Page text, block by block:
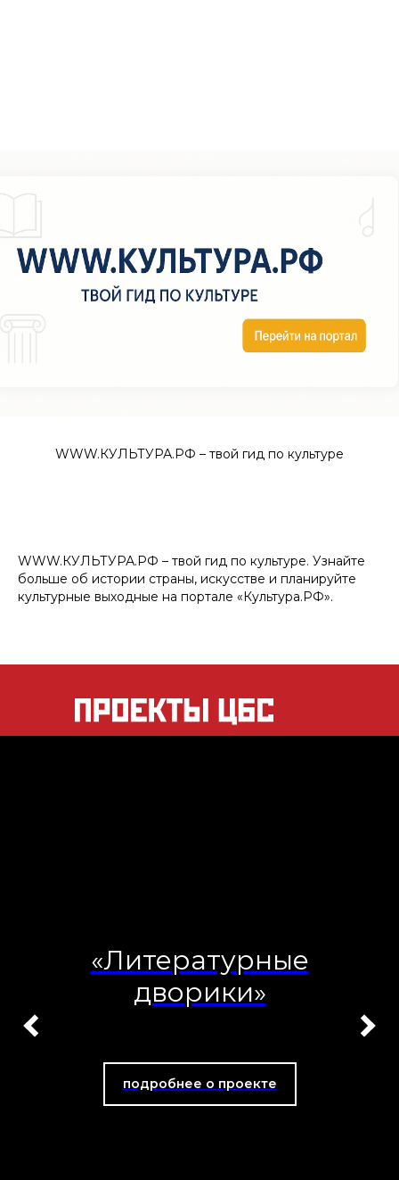
WWW.КУЛЬТУРА.РФ – твой гид по культуре
WWW.КУЛЬТУРА.РФ – твой гид по культуре. Узнайте
больше об истории страны, искусстве и планируйте
культурные выходные на портале «Культура.РФ».
«Литературные
дворики»
подробнее о проекте